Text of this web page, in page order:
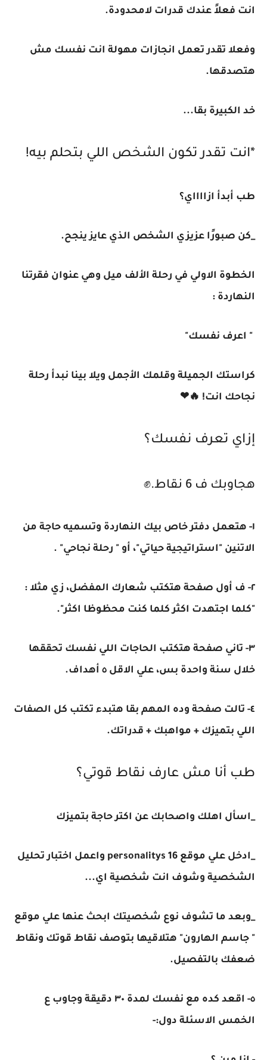
انت فعلاً عندك قدرات لامحدودة.
وفعلا تقدر تعمل انجازات مهولة انت نفسك مش
هتصدقها.
خد الكبيرة بقا...
*انت تقدر تكون الشخص اللي بتحلم بيه!
طب أبدأ ازااااي؟
_كن صبورًا عزيزي الشخص الذي عايز ينجح.
الخطوة الاولي في رحلة الألف ميل وهي عنوان فقرتنا
النهاردة :
" اعرف نفسك"
كراستك الجميلة وقلمك الأجمل ويلا بينا نبدأ رحلة
نجاحك انت! 🔥❤
إزاي تعرف نفسك؟
هجاوبك ف 6 نقاط.✊
١- هتعمل دفتر خاص بيك النهاردة وتسميه حاجة من
الاتنين "استراتيجية حياتي"، أو " رحلة نجاحي" .
٢- ف أول صفحة هتكتب شعارك المفضل، زي مثلا :
"كلما اجتهدت اكثر كلما كنت محظوظا اكثر".
٣- تاني صفحة هتكتب الحاجات اللي نفسك تحققها
خلال سنة واحدة بس، علي الاقل ٥ أهداف.
٤- تالت صفحة وده المهم بقا هتبدء تكتب كل الصفات
اللي بتميزك + مواهبك + قدراتك.
طب أنا مش عارف نقاط قوتي؟
_اسأل اهلك واصحابك عن اكتر حاجة بتميزك
_ادخل علي موقع 16 personalitys واعمل اختبار تحليل
الشخصية وشوف انت شخصية اي...
_وبعد ما تشوف نوع شخصيتك ابحث عنها علي موقع
" جاسم الهارون" هتلاقيها بتوصف نقاط قوتك ونقاط
ضعفك بالتفصيل.
٥- اقعد كده مع نفسك لمدة ٣٠ دقيقة وجاوب ع
الخمس الاسئلة دول:-